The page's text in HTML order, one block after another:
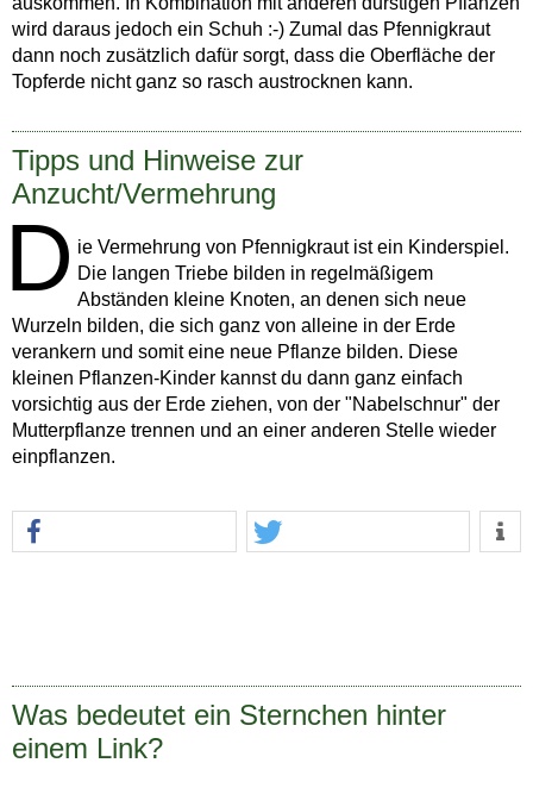
wird daraus jedoch ein Schuh :-) Zumal das Pfennigkraut
dann noch zusätzlich dafür sorgt, dass die Oberfläche der
Topferde nicht ganz so rasch austrocknen kann.
Tipps und Hinweise zur
Anzucht/Vermehrung
D ie Vermehrung von Pfennigkraut ist ein Kinderspiel.
Die langen Triebe bilden in regelmäßigem
Abständen kleine Knoten, an denen sich neue
Wurzeln bilden, die sich ganz von alleine in der Erde
verankern und somit eine neue Pflanze bilden. Diese
kleinen Pflanzen-Kinder kannst du dann ganz einfach
vorsichtig aus der Erde ziehen, von der "Nabelschnur" der
Mutterpflanze trennen und an einer anderen Stelle wieder
einpflanzen.
Was bedeutet ein Sternchen hinter
einem Link?